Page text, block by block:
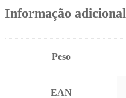
Informação adicional
Peso
EAN